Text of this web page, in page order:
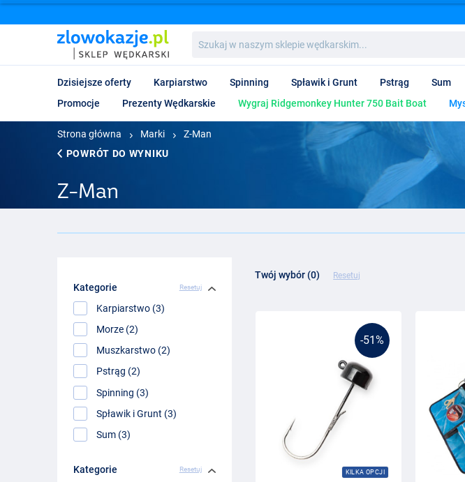
w
naszym
wędkarskim...
Dzisiejsze oferty Karpiarstwo Spinning Spławik i Grunt Pstrąg Sum
Promocje
Prezenty Wędkarskie Wygraj Ridgemonkey Hunter 750 Bait Boat
Strona główna Marki
Z-Man
POWRÓT DO WYNIKU
Z-Man
Kategorie Resetuj
Karpiarstwo (3)
Morze (2)
Muszkarstwo (2)
Pstrąg (2)
Spinning (3)
Spławik i Grunt (3)
Sum (3)
Kategorie Resetuj
Twój wybór (0) Resetuj
-51%
KILKA OPCJI